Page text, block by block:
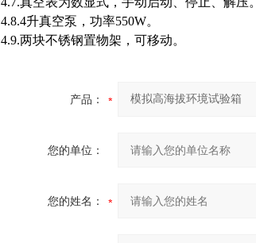
4.8.4升真空泵，功率550W。
4.9.两块不锈钢置物架，可移动。
产品：
您的单位：
您的姓名：